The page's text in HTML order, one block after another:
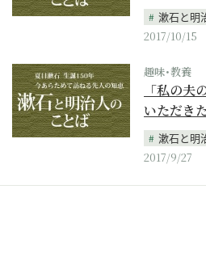
漱石と明
2017/10/15
趣味･教養
「私の夫
いただき
漱石と明
2017/9/27